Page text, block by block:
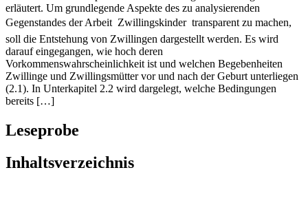
erläutert. Um grundlegende Aspekte des zu analysierenden
Gegenstandes der Arbeit  Zwillingskinder  transparent zu machen,
soll die Entstehung von Zwillingen dargestellt werden. Es wird
darauf eingegangen, wie hoch deren
Vorkommenswahrscheinlichkeit ist und welchen Begebenheiten
Zwillinge und Zwillingsmütter vor und nach der Geburt unterliegen
(2.1). In Unterkapitel 2.2 wird dargelegt, welche Bedingungen
bereits […]
Leseprobe
Inhaltsverzeichnis